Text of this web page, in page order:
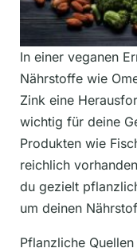
In einer veganen
Nährstoffe wie
Zink eine
wichtig für deine
Produkten wie
reichlich
du gezielt
um deinen
Pflanzliche